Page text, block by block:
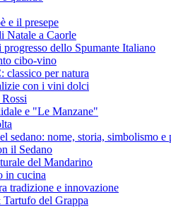
e il presepe
Natale a Caorle
dello Spumante Italiano
cibo-vino
classico per natura
con i vini dolci
e "Le Manzane"
sedano: nome, storia, simbolismo e
il Sedano
del Mandarino
in cucina
tradizione e innovazione
del Grappa